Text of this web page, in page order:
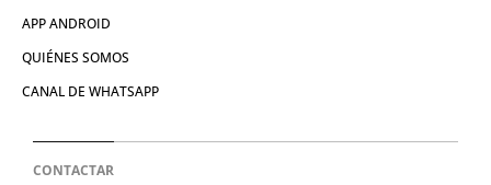
APP ANDROID
QUIÉNES SOMOS
CANAL DE WHATSAPP
CONTACTAR